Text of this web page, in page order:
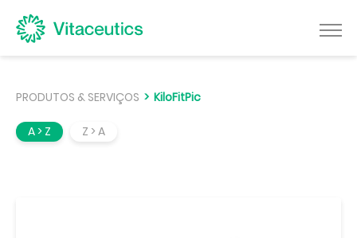
PRODUTOS & SERVIÇOS > KiloFitPic
A > Z Z > A